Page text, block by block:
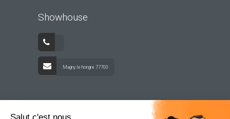
Showhouse
Magny le hongre 77700